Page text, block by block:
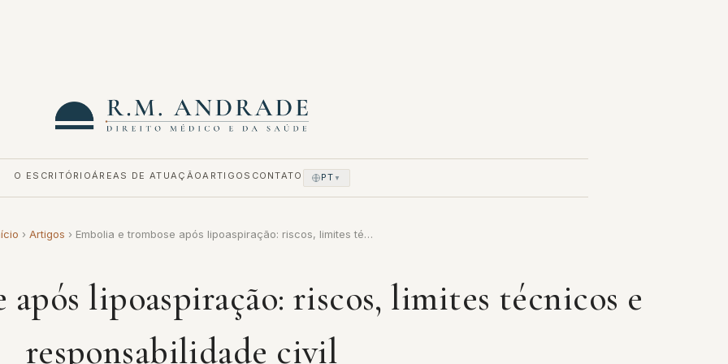
O ESCRITÓRIOÁREAS DE ATUAÇÃOARTIGOS CONTATO PT ▼
› Artigos › Embolia e trombose após lipoaspiração: riscos, limites té…
lipoaspiração: riscos, limites técnicos e
responsabilidade civil